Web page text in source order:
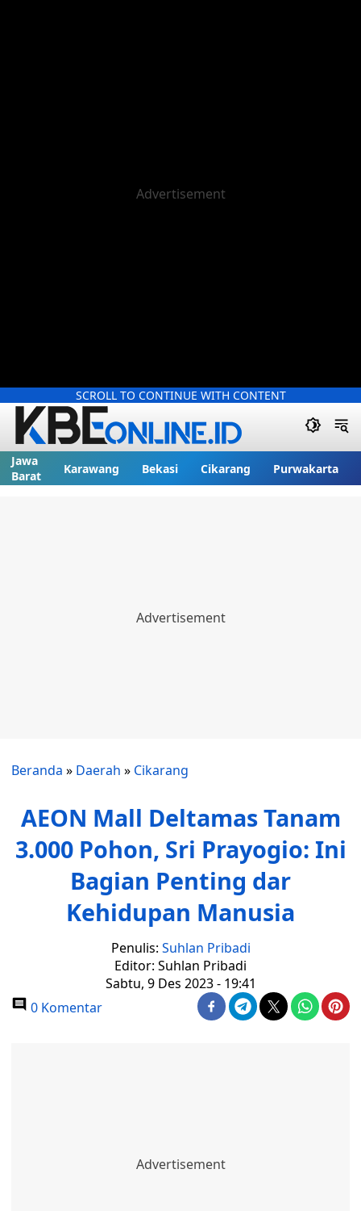
SCROLL TO CONTINUE WITH CONTENT
Jawa
Barat
Karawang Bekasi Cikarang Purwakarta
Beranda » Daerah » Cikarang
AEON Mall Deltamas Tanam
3.000 Pohon, Sri Prayogio: Ini
Bagian Penting dar
Kehidupan Manusia
Penulis: Suhlan Pribadi
Editor: Suhlan Pribadi
Sabtu, 9 Des 2023 - 19:41
0 Komentar